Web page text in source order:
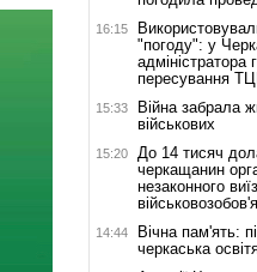
16:15
"погоду": у
адміністратора
пересування
15:33
Війна забрала
військових
15:20
До 14 тисяч
черкащанин
незаконного
14:44
Вічна пам'ять:
черкаська